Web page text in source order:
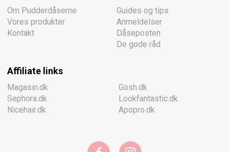
Om Pudderdåserne
Vores produkter
Kontakt
Guides og tips
Anmeldelser
Dåseposten
De gode råd
Affiliate links
Magasin.dk
Sephora.dk
Nicehair.dk
Gosh.dk
Lookfantastic.dk
Apopro.dk